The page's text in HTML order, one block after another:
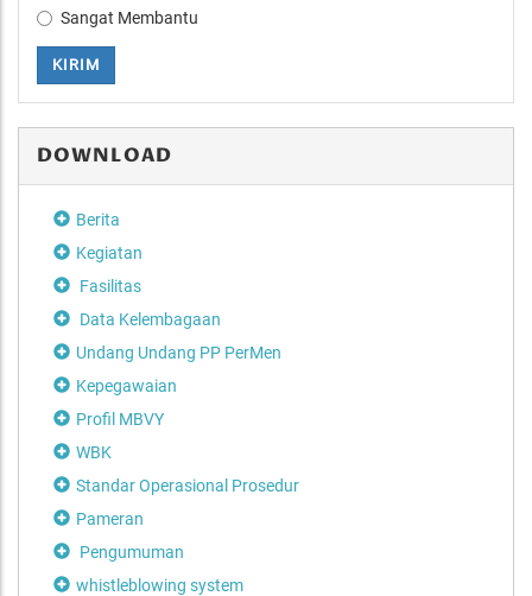
Sangat Membantu
KIRIM
DOWNLOAD
Berita
Kegiatan
Fasilitas
Data Kelembagaan
Undang Undang PP PerMen
Kepegawaian
Profil MBVY
WBK
Standar Operasional Prosedur
Pameran
Pengumuman
whistleblowing system